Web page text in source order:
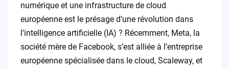
numérique et une infrastructure de cloud
européenne est le présage d’une révolution dans
l’intelligence artificielle (IA) ? Récemment, Meta, la
société mère de Facebook, s’est alliée à l’entreprise
européenne spécialisée dans le cloud, Scaleway, et